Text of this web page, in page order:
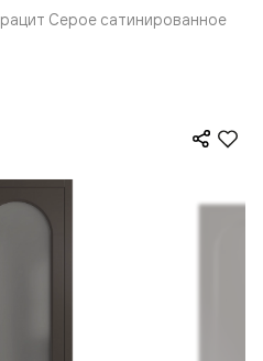
Серое сатинированное